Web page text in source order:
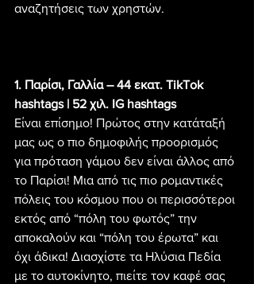
αναζητήσεις των χρηστών.
1. Παρίσι, Γαλλία – 44 εκατ. TikTok
hashtags | 52 χιλ. IG hashtags
Είναι επίσημο! Πρώτος στην κατάταξή
μας ως ο πιο δημοφιλής προορισμός
για πρόταση γάμου δεν είναι άλλος από
το Παρίσι! Μια από τις πιο ρομαντικές
πόλεις του κόσμου που οι περισσότεροι
εκτός από “πόλη του φωτός” την
αποκαλούν και “πόλη του έρωτα” και
όχι άδικα! Διασχίστε τα Ηλύσια Πεδία
με το αυτοκίνητο, πιείτε τον καφέ σας